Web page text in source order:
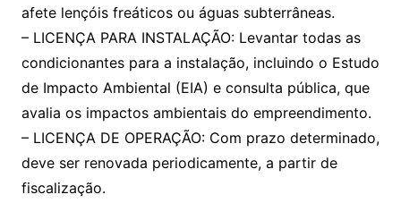
afete lençóis freáticos ou águas subterrâneas.
– LICENÇA PARA INSTALAÇÃO: Levantar todas as
condicionantes para a instalação, incluindo o Estudo
de Impacto Ambiental (EIA) e consulta pública, que
avalia os impactos ambientais do empreendimento.
– LICENÇA DE OPERAÇÃO: Com prazo determinado,
deve ser renovada periodicamente, a partir de
fiscalização.